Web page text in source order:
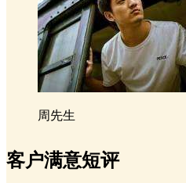
周先生
客户满意短评